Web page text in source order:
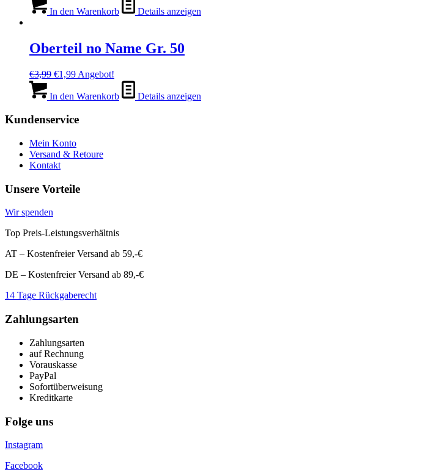
war: ist:
In den Warenkorb Details anzeigen
Oberteil no Name Gr. 50
€3,99 Ursprünglicher
war:
€1,99Aktueller
ist:
Angebot!
In den Warenkorb Details anzeigen
Kundenservice
Mein Konto
Versand & Retoure
Kontakt
Unsere Vorteile
Wir spenden
Top Preis-Leistungsverhältnis
AT – Kostenfreier Versand ab 59,-€
DE – Kostenfreier Versand ab 89,-€
14 Tage Rückgaberecht
Zahlungsarten
Zahlungsarten
auf Rechnung
Vorauskasse
PayPal
Sofortüberweisung
Kreditkarte
Folge uns
Instagram
Facebook